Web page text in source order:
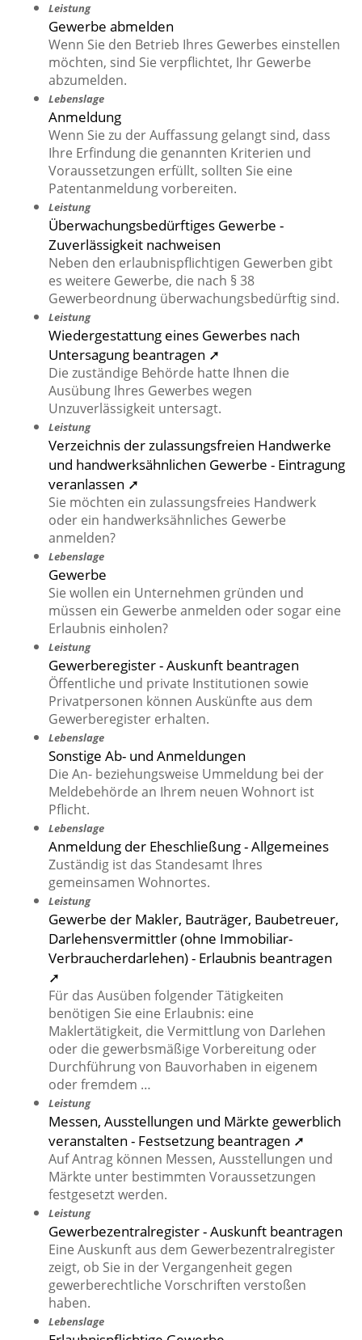
Leistung
Gewerbe abmelden
Wenn Sie den Betrieb Ihres Gewerbes einstellen
möchten, sind Sie verpflichtet, Ihr Gewerbe
abzumelden.
Lebenslage
Anmeldung
Wenn Sie zu der Auffassung gelangt sind, dass
Ihre Erfindung die genannten Kriterien und
Voraussetzungen erfüllt, sollten Sie eine
Patentanmeldung vorbereiten.
Leistung
Überwachungsbedürftiges Gewerbe -
Zuverlässigkeit nachweisen
Neben den erlaubnispflichtigen Gewerben gibt
es weitere Gewerbe, die nach § 38
Gewerbeordnung überwachungsbedürftig sind.
Leistung
Wiedergestattung eines Gewerbes nach
Untersagung beantragen ➚
Die zuständige Behörde hatte Ihnen die
Ausübung Ihres Gewerbes wegen
Unzuverlässigkeit untersagt.
Leistung
Verzeichnis der zulassungsfreien Handwerke
und handwerksähnlichen Gewerbe - Eintragung
veranlassen ➚
Sie möchten ein zulassungsfreies Handwerk
oder ein handwerksähnliches Gewerbe
anmelden?
Lebenslage
Gewerbe
Sie wollen ein Unternehmen gründen und
müssen ein Gewerbe anmelden oder sogar eine
Erlaubnis einholen?
Leistung
Gewerberegister - Auskunft beantragen
Öffentliche und private Institutionen sowie
Privatpersonen können Auskünfte aus dem
Gewerberegister erhalten.
Lebenslage
Sonstige Ab- und Anmeldungen
Die An- beziehungsweise Ummeldung bei der
Meldebehörde an Ihrem neuen Wohnort ist
Pflicht.
Lebenslage
Anmeldung der Eheschließung - Allgemeines
Zuständig ist das Standesamt Ihres
gemeinsamen Wohnortes.
Leistung
Gewerbe der Makler, Bauträger, Baubetreuer,
Darlehensvermittler (ohne Immobiliar-
Verbraucherdarlehen) - Erlaubnis beantragen
➚
Für das Ausüben folgender Tätigkeiten
benötigen Sie eine Erlaubnis: eine
Maklertätigkeit, die Vermittlung von Darlehen
oder die gewerbsmäßige Vorbereitung oder
Durchführung von Bauvorhaben in eigenem
oder fremdem …
Leistung
Messen, Ausstellungen und Märkte gewerblich
veranstalten - Festsetzung beantragen ➚
Auf Antrag können Messen, Ausstellungen und
Märkte unter bestimmten Voraussetzungen
festgesetzt werden.
Leistung
Gewerbezentralregister - Auskunft beantragen
Eine Auskunft aus dem Gewerbezentralregister
zeigt, ob Sie in der Vergangenheit gegen
gewerberechtliche Vorschriften verstoßen
haben.
Lebenslage